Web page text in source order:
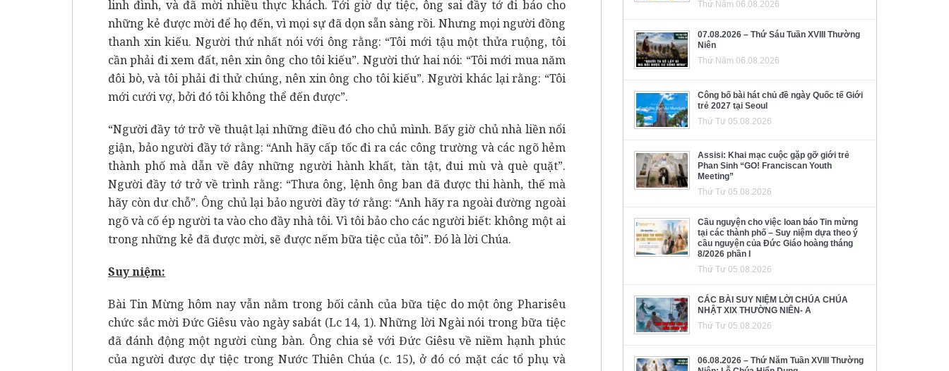
linh đình, và đã mời nhiều thực khách. Tới giờ dự tiệc, ông sai đầy tớ đi báo cho
những kẻ được mời để họ đến, vì mọi sự đã dọn sẵn sàng rồi. Nhưng mọi người đồng
thanh xin kiếu. Người thứ nhất nói với ông rằng: “Tôi mới tậu một thửa ruộng, tôi
cần phải đi xem đất, nên xin ông cho tôi kiếu”. Người thứ hai nói: “Tôi mới mua năm
đôi bò, và tôi phải đi thử chúng, nên xin ông cho tôi kiếu”. Người khác lại rằng: “Tôi
mới cưới vợ, bởi đó tôi không thể đến được”.
“Người đầy tớ trở về thuật lại những điều đó cho chủ mình. Bấy giờ chủ nhà liền nổi
giận, bảo người đầy tớ rằng: “Anh hãy cấp tốc đi ra các công trường và các ngõ hẻm
thành phố mà dẫn về đây những người hành khất, tàn tật, đui mù và què quặt”.
Người đầy tớ trở về trình rằng: “Thưa ông, lệnh ông ban đã được thi hành, thế mà
hãy còn dư chỗ”. Ông chủ lại bảo người đầy tớ rằng: “Anh hãy ra ngoài đường ngoài
ngõ và cố ép người ta vào cho đầy nhà tôi. Vì tôi bảo cho các người biết: không một ai
trong những kẻ đã được mời, sẽ được nếm bữa tiệc của tôi”. Ðó là lời Chúa.
Suy niệm:
Bài Tin Mừng hôm nay vẫn nằm trong bối cảnh của bữa tiệc do một ông Pharisêu
chức sắc mời Đức Giêsu vào ngày sabát (Lc 14, 1). Những lời Ngài nói trong bữa tiệc
đã đánh động một người cùng bàn. Ông chia sẻ với Đức Giêsu về niềm hạnh phúc
của người được dự tiệc trong Nước Thiên Chúa (c. 15), ở đó có mặt các tổ phụ và
Thứ Năm 06.08.2026
07.08.2026 – Thứ Sáu Tuần XVIII Thường
Niên
Thứ Năm 06.08.2026
Công bố bài hát chủ đề ngày Quốc tế Giới
trẻ 2027 tại Seoul
Thứ Tư 05.08.2026
Assisi: Khai mạc cuộc gặp gỡ giới trẻ
Phan Sinh “GO! Franciscan Youth
Meeting”
Thứ Tư 05.08.2026
Cầu nguyện cho việc loan báo Tin mừng
tại các thành phố – Suy niệm dựa theo ý
cầu nguyện của Đức Giáo hoàng tháng
8/2026 phần I
Thứ Tư 05.08.2026
CÁC BÀI SUY NIỆM LỜI CHÚA CHÚA
NHẬT XIX THƯỜNG NIÊN- A
Thứ Tư 05.08.2026
06.08.2026 – Thứ Năm Tuần XVIII Thường